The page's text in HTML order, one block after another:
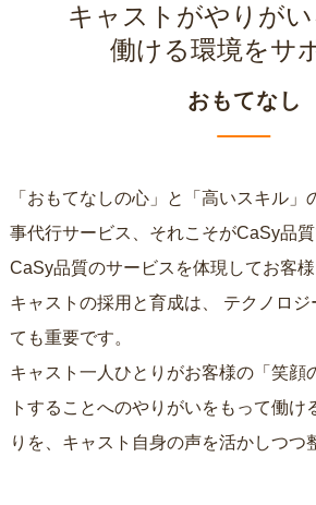
キャストがやりが
働ける環境をサ
おもてなし
「おもてなしの心」と「高いスキル」
事代行サービス、それこそがCaSy品質
CaSy品質のサービスを体現してお客
キャストの採用と育成は、
ても重要です。
キャスト一人ひとりがお客様の「笑顔
トすることへのやりがいをもって働け
りを、キャスト自身の声を活かしつつ